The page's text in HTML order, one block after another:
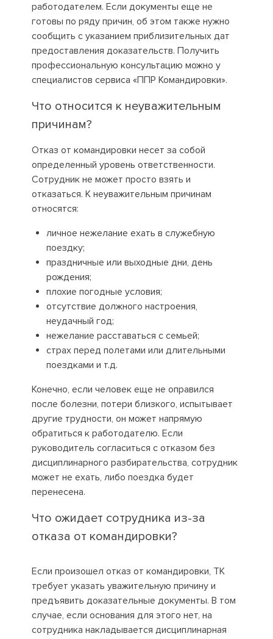
работодателем. Если документы еще не
готовы по ряду причин, об этом также нужно
сообщить с указанием приблизительных дат
предоставления доказательств. Получить
профессиональную консультацию можно у
специалистов сервиса «ППР Командировки».
Что относится к неуважительным
причинам?
Отказ от командировки несет за собой
определенный уровень ответственности.
Сотрудник не может просто взять и
отказаться. К неуважительным причинам
относятся:
личное нежелание ехать в служебную
поездку;
праздничные или выходные дни, день
рождения;
плохие погодные условия;
отсутствие должного настроения,
неудачный год;
нежелание расставаться с семьей;
страх перед полетами или длительными
поездками и т.д.
Конечно, если человек еще не оправился
после болезни, потери близкого, испытывает
другие трудности, он может напрямую
обратиться к работодателю. Если
руководитель согласиться с отказом без
дисциплинарного разбирательства, сотрудник
может не ехать, либо поездка будет
перенесена.
Что ожидает сотрудника из-за
отказа от командировки?
Если произошел отказ от командировки, ТК
требует указать уважительную причину и
предъявить доказательные документы. В том
случае, если основания для этого нет, на
сотрудника накладывается дисциплинарная